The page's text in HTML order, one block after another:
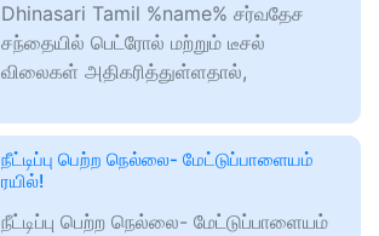
Dhinasari Tamil %name% சர்வதேச
சந்தையில் பெட்ரோல் மற்றும் டீசல்
விலைகள் அதிகரித்துள்ளதால்,
நீட்டிப்பு பெற்ற நெல்லை- மேட்டுப்பாளையம்
ரயில்!
நீட்டிப்பு பெற்ற நெல்லை- மேட்டுப்பாளையம்